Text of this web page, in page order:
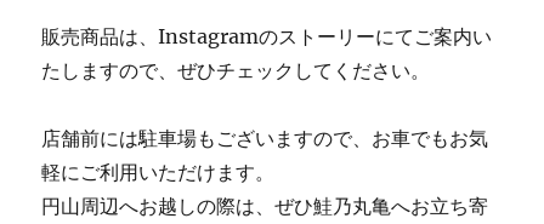
販売商品は、Instagramのストーリーにてご案内い
たしますので、ぜひチェックしてください。
店舗前には駐車場もございますので、お車でもお気
軽にご利用いただけます。
円山周辺へお越しの際は、ぜひ鮭乃丸亀へお立ち寄